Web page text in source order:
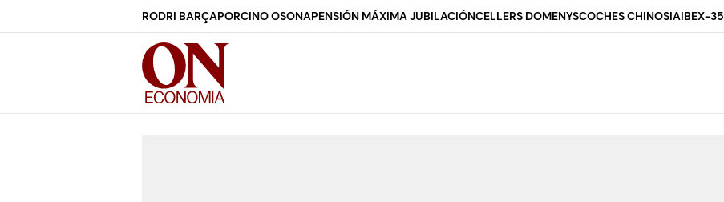
RODRI BARÇAPORCINO OSONAPENSIÓN MÁXIMA JUBILACIÓNCELLERS DOMENYSCOCHES CHINOSIAIBEX-35